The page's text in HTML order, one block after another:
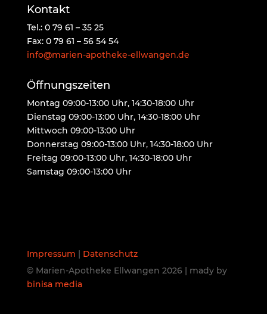
Kontakt
Tel.: 0 79 61 – 35 25
Fax: 0 79 61 – 56 54 54
info@marien-apotheke-ellwangen.de
Öffnungszeiten
Montag 09:00-13:00 Uhr, 14:30-18:00 Uhr
Dienstag 09:00-13:00 Uhr, 14:30-18:00 Uhr
Mittwoch 09:00-13:00 Uhr
Donnerstag 09:00-13:00 Uhr, 14:30-18:00 Uhr
Freitag 09:00-13:00 Uhr, 14:30-18:00 Uhr
Samstag 09:00-13:00 Uhr
Impressum
Datenschutz
© Marien-Apotheke Ellwangen 2026 | mady by
binisa media